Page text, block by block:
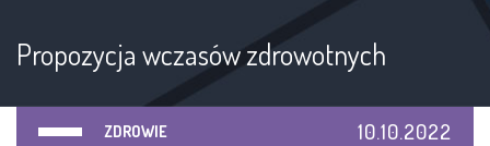
Propozycja wczasów zdrowotnych
ZDROWIE 10.10.2022